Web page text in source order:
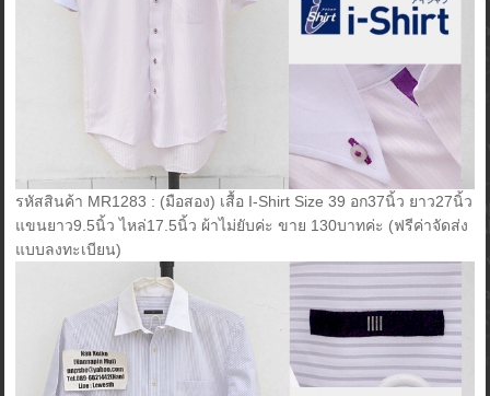
รหัสสินค้า MR1283 : (มือสอง) เสื้อ I-Shirt Size 39 อก37นิ้ว ยาว27นิ้ว
แขนยาว9.5นิ้ว ไหล่17.5นิ้ว ผ้าไม่ยับค่ะ ขาย 130บาทค่ะ (ฟรีค่าจัดส่ง
แบบลงทะเบียน)